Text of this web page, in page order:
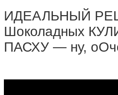
ИДЕАЛЬНЫЙ
Шоколадных
ПАСХУ — ну,